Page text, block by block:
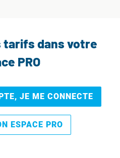
tarifs dans votre
PRO
JE ME CONNECTE
ESPACE PRO